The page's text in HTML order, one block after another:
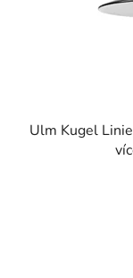
Ulm Kugel